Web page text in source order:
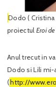
Dodo ( Cristina
proiectul Eroi
Anul trecut in
Dodo si Lili
(http://